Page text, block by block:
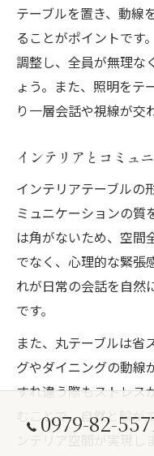
テーブルを置き、動線
ることがポイントです
調整し、全員が無理な
ょう。また、照明をテ
り一層会話や視線が交
インテリアとコミュ
インテリアテーブルの
ミュニケーションの質
は角がないため、空間
でなく、心理的な緊張
れが日常の会話を自然
です。
また、丸テーブルは省
グやダイニングの動線
すれ違う際もストレス
むことで、自然と輪が
0979-82-